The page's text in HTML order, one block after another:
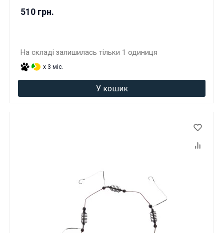
510 грн.
На складі залишилась тільки 1 одиниця
x 3 міс.
У кошик